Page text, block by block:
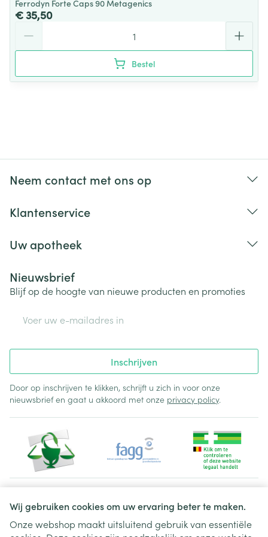
Wij gebruiken cookies om uw ervaring beter te maken.
Onze webshop maakt uitsluitend gebruik van essentiële
Ferrodyn Forte Caps 90 Metagenics
€ 35,50
Bestel
Neem contact met ons op
Klantenservice
Uw apotheek
Nieuwsbrief
Blijf op de hoogte van nieuwe producten en promoties
Inschrijven
Door op inschrijven te klikken, schrijft u zich in voor onze
nieuwsbrief en gaat u akkoord met onze privacy policy.
Juridische links